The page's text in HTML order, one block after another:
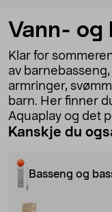
Vann- og
Klar for
av
armringer,
barn. Her finner
Aquaplay og det
Kanskje du
Basseng og